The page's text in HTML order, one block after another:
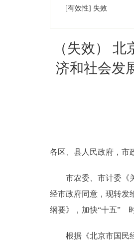
政务公开
个人服务
[有效性] 失效
（失效）
济和社会发
各区、县人民政府，市
市农委、市计委《关
经市政府同意，现转发
纲要》，加快“十五”
根据《北京市国民经